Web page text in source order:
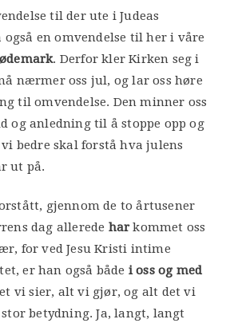
til der ute i Judeas
også en omvendelse til her i våre
. Derfor kler Kirken seg i
nærmer oss jul, og lar oss høre
til omvendelse. Den minner oss
og anledning til å stoppe opp og
bedre skal forstå hva julens
ut på.
gjennom de to årtusener
dag allerede harkommet oss
for ved Jesu Kristi intime
er han også både i oss og med
vi sier, alt vi gjør, og alt det vi
betydning. Ja, langt, langt